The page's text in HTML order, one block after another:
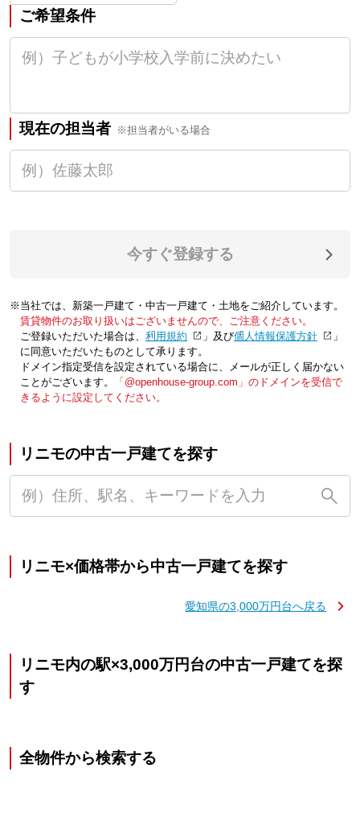
ご希望条件
現在の担当者 ※担当者がいる場合
今すぐ登録する
※当社では、新築一戸建て・中古一戸建て・土地をご紹介しています。
賃貸物件のお取り扱いはございませんので、ご注意ください。
ご登録いただいた場合は、「利用規約 」及び「個人情報保護方針
」
に同意いただいたものとして承ります。
ドメイン指定受信を設定されている場合に、メールが正しく届かない
ことがございます。
「@openhouse-group.com」のドメインを受信で
きるように設定してください。
リニモの中古一戸建てを探す
リニモ×価格帯から中古一戸建てを探す
愛知県の3,000万円台へ戻る
リニモ内の駅×3,000万円台の中古一戸建てを探
す
全物件から検索する